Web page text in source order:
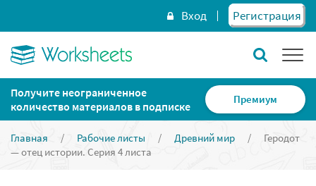
Вход Регистрация
Получите неограниченное
количество материалов в подписке
Премиум
Главная / Рабочие листы / Древний мир /
Геродот
— отец истории. Серия 4 листа